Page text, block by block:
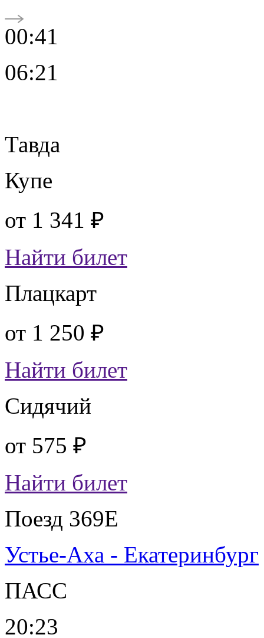
00:41
06:21
Тавда
Купе
от 1 341 ₽
Найти билет
Плацкарт
от 1 250 ₽
Найти билет
Сидячий
от 575 ₽
Найти билет
Поезд 369Е
Устье-Аха - Екатеринбург
ПАСС
20:23